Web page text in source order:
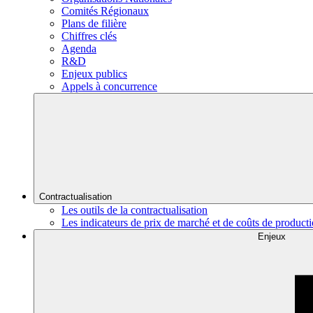
Comités Régionaux
Plans de filière
Chiffres clés
Agenda
R&D
Enjeux publics
Appels à concurrence
Contractualisation
Les outils de la contractualisation
Les indicateurs de prix de marché et de coûts de
Enjeux